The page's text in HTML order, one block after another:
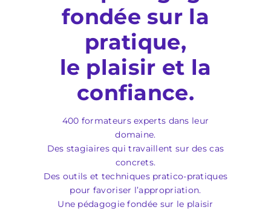
fondée sur la
pratique,
le plaisir et la
confiance.
400 formateurs experts dans leur
domaine.
Des stagiaires qui travaillent sur des cas
concrets.
Des outils et techniques pratico-pratiques
pour favoriser l’appropriation.
Une pédagogie fondée sur le plaisir